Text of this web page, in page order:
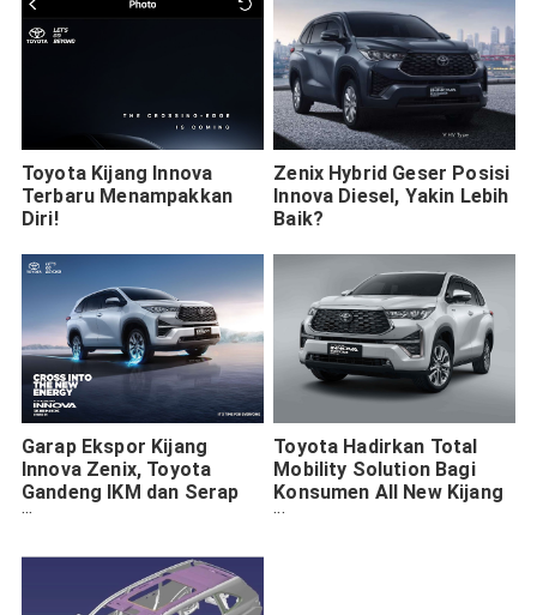
Toyota Kijang Innova
Terbaru Menampakkan
Diri!
Zenix Hybrid Geser Posisi
Innova Diesel, Yakin Lebih
Baik?
Garap Ekspor Kijang
Innova Zenix, Toyota
Gandeng IKM dan Serap
Ribuan Tenaga Kerja
Toyota Hadirkan Total
Mobility Solution Bagi
Konsumen All New Kijang
Innova Zenix